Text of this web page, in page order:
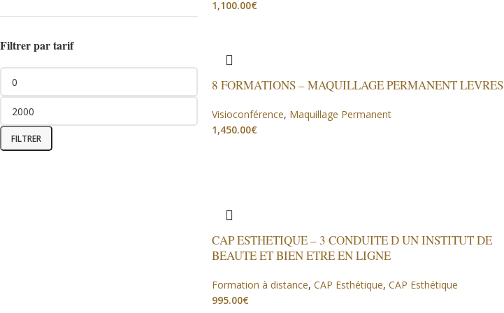
Filtrer par tarif
FILTRER
€
8 FORMATIONS – MAQUILLAGE PERMANENT LEVRES
Visioconférence, Maquillage Permanent
€
CAP ESTHETIQUE – 3 CONDUITE D UN INSTITUT DE
BEAUTE ET BIEN ETRE EN LIGNE
Formation à distance, CAP Esthétique, CAP Esthétique
€